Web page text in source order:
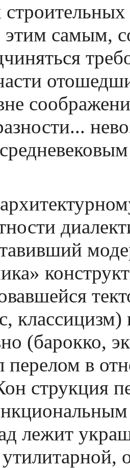
этим самым,
классицизм)
(барокко,
перелом в
струкция
лежит
утилитарной,